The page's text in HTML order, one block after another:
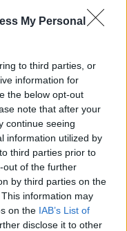
My Personal
to third parties, or
information for
the below opt-out
note that after your
continue seeing
information utilized by
third parties prior to
out of the further
by third parties on the
information may
on the IAB’s List of
disclose it to other